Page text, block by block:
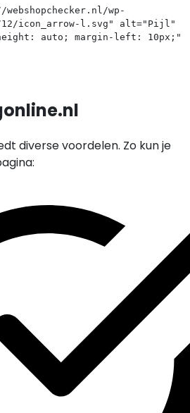
12/icon_arrow-l.svg" alt="Pijl"
auto; margin-left: 10px;"
diverse voordelen. Zo kun je